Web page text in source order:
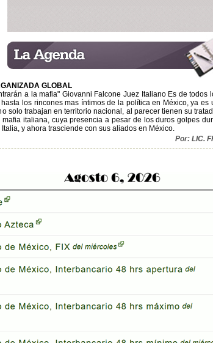
GLOBAL
a la mafia" Giovanni Falcone Juez Italiano Es de todos
los rincones mas íntimos de la política en México, ya es
solo trabajan en territorio nacional, al parecer tienen su
italiana, cuya presencia a pesar de los duros golpes
y ahora trasciende con sus aliados en México.
Por: LIC.